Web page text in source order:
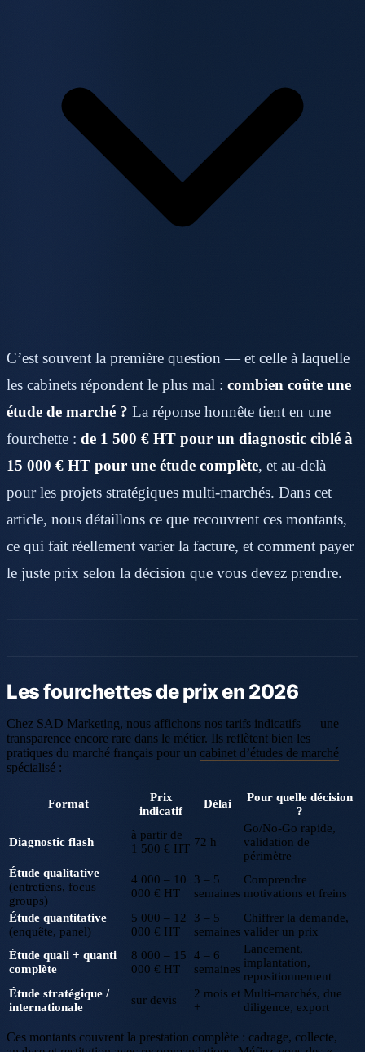
C’est souvent la première question — et celle à laquelle
les cabinets répondent le plus mal : combien coûte une
étude de marché ? La réponse honnête tient en une
fourchette : de 1 500 € HT pour un diagnostic ciblé à
15 000 € HT pour une étude complète, et au-delà
pour les projets stratégiques multi-marchés. Dans cet
article, nous détaillons ce que recouvrent ces montants,
ce qui fait réellement varier la facture, et comment payer
le juste prix selon la décision que vous devez prendre.
Les fourchettes de prix en 2026
Chez SAD Marketing, nous affichons nos tarifs indicatifs — une
transparence encore rare dans le métier. Ils reflètent bien les
pratiques du marché français pour un cabinet d’études de marché
spécialisé :
Format
Prix
indicatif
Délai
Pour quelle décision
?
Diagnostic flash
à partir de
1 500 € HT 72 h
Go/No-Go rapide,
validation de
périmètre
Étude qualitative
(entretiens, focus
groups)
4 000 – 10
000 € HT
3 – 5
semaines
Comprendre
motivations et freins
Étude quantitative
(enquête, panel)
5 000 – 12
000 € HT
3 – 5
semaines
Chiffrer la demande,
valider un prix
Étude quali + quanti
complète
8 000 – 15
000 € HT
4 – 6
semaines
Lancement,
implantation,
repositionnement
Étude stratégique /
internationale
sur devis
2 mois et
+
Multi-marchés, due
diligence, export
Ces montants couvrent la prestation complète : cadrage, collecte,